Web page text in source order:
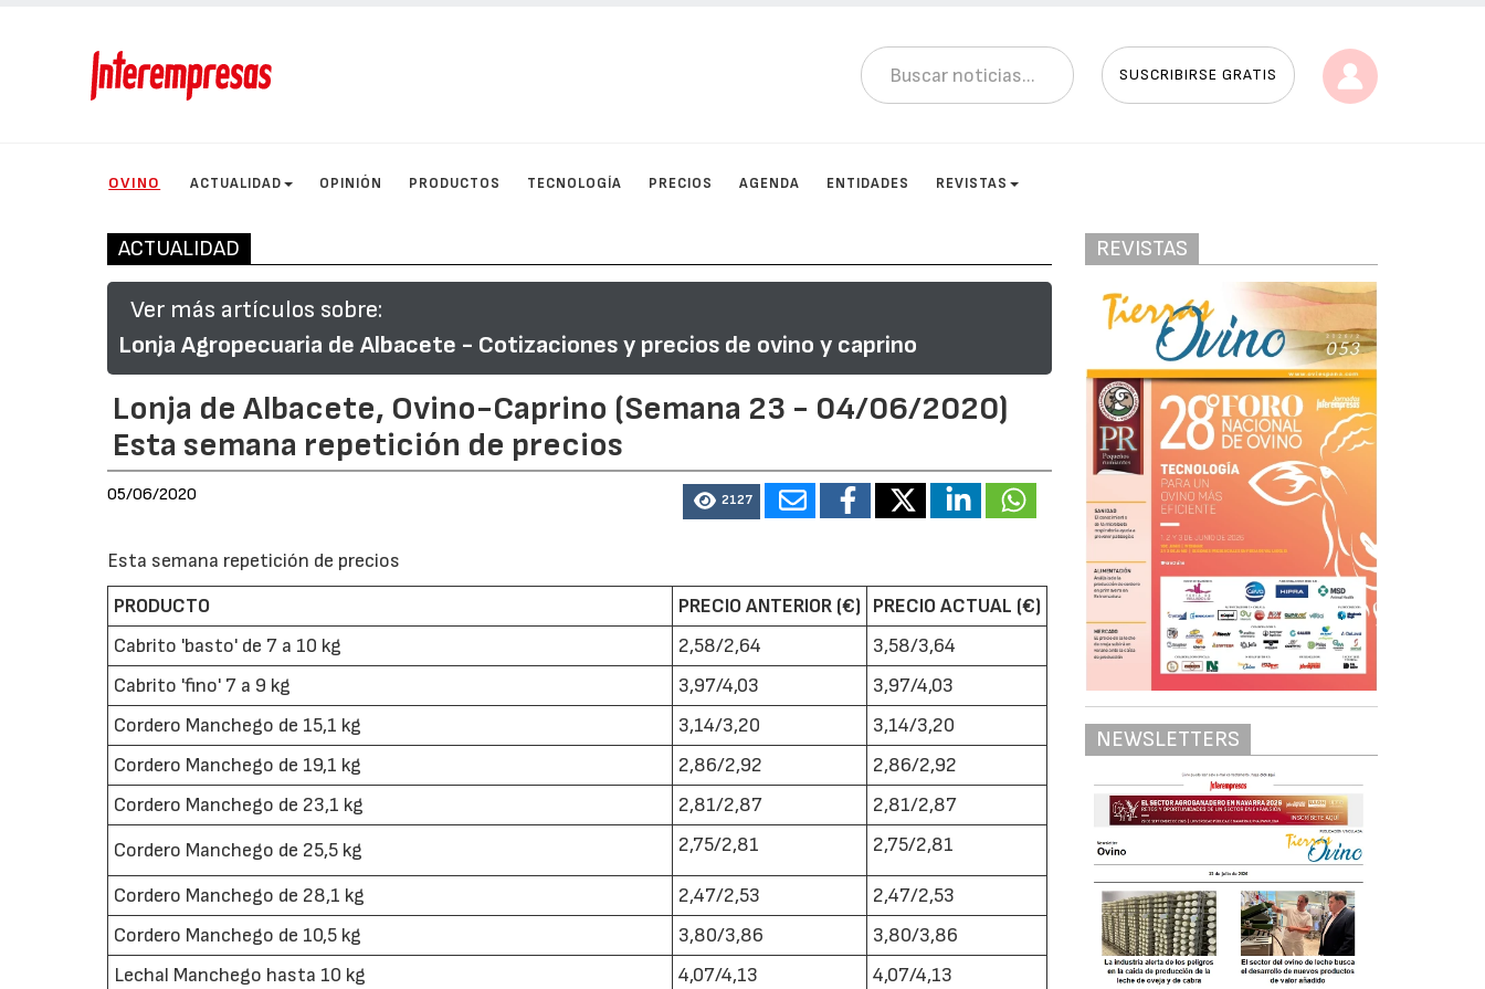
SUSCRIBIRSE GRATIS
OVINO ACTUALIDAD OPINIÓN PRODUCTOS TECNOLOGÍA PRECIOS AGENDA ENTIDADES REVISTAS
ACTUALIDAD
Ver más artículos sobre:
Lonja Agropecuaria de Albacete - Cotizaciones y precios de ovino y caprino
Lonja de Albacete, Ovino-Caprino (Semana 23 - 04/06/2020)
Esta semana repetición de precios
05/06/2020 2127
Esta semana repetición de precios
PRODUCTO
PRECIO ANTERIOR (€) PRECIO ACTUAL (€)
Cabrito 'basto' de 7 a 10 kg
2,58/2,64
3,58/3,64
Cabrito 'fino' 7 a 9 kg
3,97/4,03
3,97/4,03
Cordero Manchego de 15,1 kg
3,14/3,20
3,14/3,20
Cordero Manchego de 19,1 kg
2,86/2,92
2,86/2,92
Cordero Manchego de 23,1 kg
2,81/2,87
2,81/2,87
Cordero Manchego de 25,5 kg
2,75/2,81 2,75/2,81
Cordero Manchego de 28,1 kg 2,47/2,53
2,47/2,53
Cordero Manchego de 10,5 kg
3,80/3,86
3,80/3,86
Lechal Manchego hasta 10 kg
4,07/4,13
4,07/4,13
REVISTAS
NEWSLETTERS